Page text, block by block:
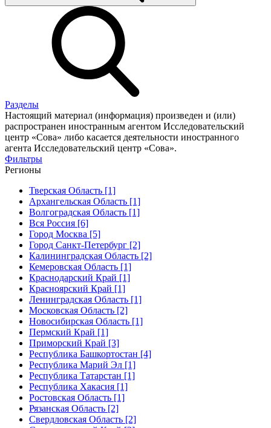
Разделы
Настоящий материал (информация) произведен и (или)
распространен иностранным агентом Исследовательский
центр «Сова» либо касается деятельности иностранного
агента Исследовательский центр «Сова».
Фильтры
Регионы
Тверская Область [1]
Архангельская Область [1]
Волгоградская Область [1]
Вся Россия [6]
Город Москва [5]
Город Санкт-Петербург [2]
Калининградская Область [2]
Кемеровская Область [1]
Краснодарский Край [1]
Красноярский Край [1]
Ленинградская Область [1]
Московская Область [2]
Новосибирская Область [1]
Пермский Край [1]
Приморский Край [3]
Республика Башкортостан [4]
Республика Марий Эл [1]
Республика Татарстан [1]
Республика Хакасия [1]
Ростовская Область [1]
Рязанская Область [2]
Свердловская Область [2]